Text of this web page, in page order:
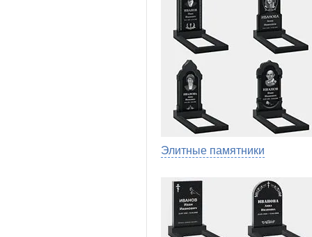
Элитные памятники